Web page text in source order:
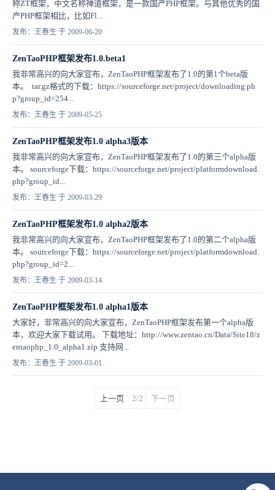
称ZT框架，中文名称禅道框架，是一款国产PHP框架。与其他优秀的国
产PHP框架相比，比如Fl...
发布：王春生 于 2009-06-20
ZenTaoPHP框架发布1.0.beta1
我非常高兴的向大家宣布，ZenTaoPHP框架发布了1.0的第1个beta版
本。 tar.gz格式的下载：https://sourceforge.net/project/downloading.ph
p?group_id=254...
发布：王春生 于 2009-05-25
ZenTaoPHP框架发布1.0 alpha3版本
我非常高兴的向大家宣布，ZenTaoPHP框架发布了1.0的第三个alpha版
本。 sourceforge下载：https://sourceforge.net/project/platformdownload.
php?group_id...
发布：王春生 于 2009-03-29
ZenTaoPHP框架发布1.0 alpha2版本
我非常高兴的向大家宣布，ZenTaoPHP框架发布了1.0的第二个alpha版
本。 sourceforge下载：https://sourceforge.net/project/platformdownload.
php?group_id=2...
发布：王春生 于 2009-03-14
ZenTaoPHP框架发布1.0 alpha1版本
大家好，非常高兴的向大家宣布，ZenTaoPHP框架发布第一个alpha版
本，欢迎大家下载试用。 下载地址：http://www.zentao.cn/Data/Site18/z
entaophp_1.0_alpha1.zip 支持网...
发布：王春生 于 2009-03-01
上一页 2/2 下一页